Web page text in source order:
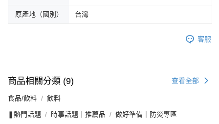
原產地（國別） 台灣
客服
商品相關分類 (9) 查看全部
食品/飲料 飲料
❚熱門話題 時事話題｜推薦品 做好準備｜防災專區